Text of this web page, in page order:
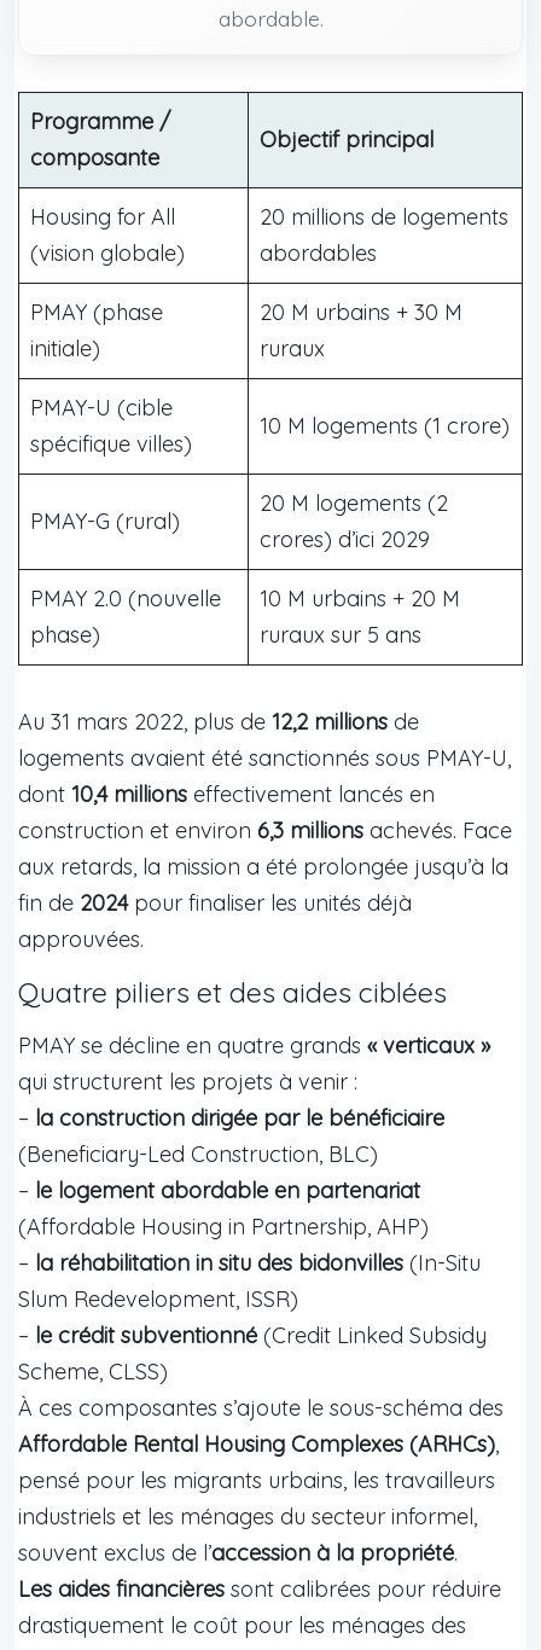
abordable.
Programme /
composante
Objectif principal
Housing for All
(vision globale)
20 millions de logements
abordables
PMAY (phase
initiale)
20 M urbains + 30 M
ruraux
PMAY-U (cible
spécifique villes)
10 M logements (1 crore)
PMAY-G (rural)
20 M logements (2
crores) d’ici 2029
PMAY 2.0 (nouvelle
phase)
10 M urbains + 20 M
ruraux sur 5 ans
Au 31 mars 2022, plus de 12,2 millions de
logements avaient été sanctionnés sous PMAY-U,
dont 10,4 millions effectivement lancés en
construction et environ 6,3 millions achevés. Face
aux retards, la mission a été prolongée jusqu’à la
fin de 2024pour finaliser les unités déjà
approuvées.
Quatre piliers et des aides ciblées
PMAY se décline en quatre grands « verticaux »
qui structurent les projets à venir :
– la construction dirigée par le bénéficiaire
(Beneficiary-Led Construction, BLC)
– le logement abordable en partenariat
(Affordable Housing in Partnership, AHP)
– la réhabilitation in situ des bidonvilles (In-Situ
Slum Redevelopment, ISSR)
– le crédit subventionné (Credit Linked Subsidy
Scheme, CLSS)
À ces composantes s’ajoute le sous-schéma des
Affordable Rental Housing Complexes (ARHCs),
pensé pour les migrants urbains, les travailleurs
industriels et les ménages du secteur informel,
souvent exclus de l’accession à la propriété.
Les aides financières sont calibrées pour réduire
drastiquement le coût pour les ménages des